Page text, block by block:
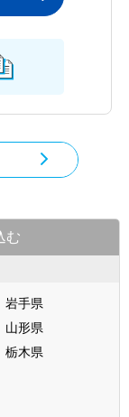
む
岩手県
山形県
栃木県